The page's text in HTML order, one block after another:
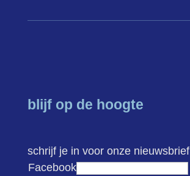
blijf op de hoogte
schrijf je in voor onze nieuwsbrief
Facebook